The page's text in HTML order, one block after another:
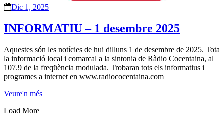
Dic 1, 2025
INFORMATIU – 1 desembre 2025
Aquestes són les notícies de hui dilluns 1 de desembre de 2025. Tota
la informació local i comarcal a la sintonia de Ràdio Cocentaina, al
107.9 de la freqüència modulada. Trobaran tots els informatius i
programes a internet en www.radiococentaina.com
Veure'n més
Load More